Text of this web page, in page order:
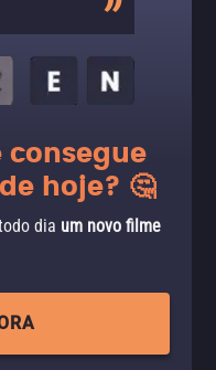
hoje? 🤔
dia um novo filme